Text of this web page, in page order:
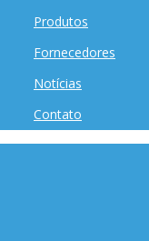
Produtos
Fornecedores
Notícias
Contato